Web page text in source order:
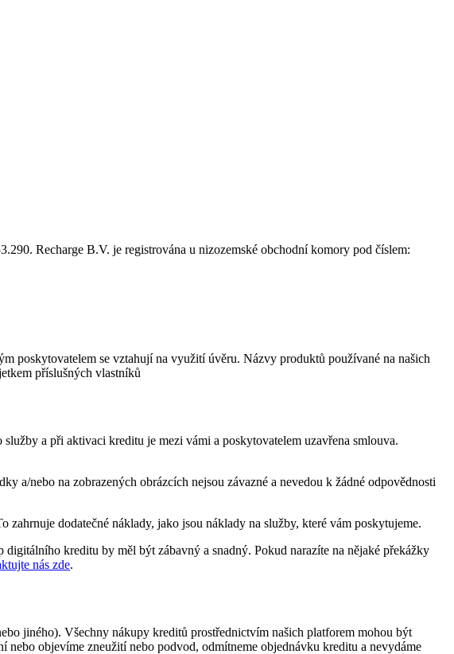
Recharge B.V. je registrována u nizozemské obchodní komory pod číslem:
poskytovatelem se vztahují na využití úvěru. Názvy produktů používané na našich
příslušných vlastníků
a při aktivaci kreditu je mezi vámi a poskytovatelem uzavřena smlouva.
a/nebo na zobrazených obrázcích nejsou závazné a nevedou k žádné odpovědnosti
dodatečné náklady, jako jsou náklady na služby, které vám poskytujeme.
kreditu by měl být zábavný a snadný. Pokud narazíte na nějaké překážky
nás zde.
jiného). Všechny nákupy kreditů prostřednictvím našich platforem mohou být
objevíme zneužití nebo podvod, odmítneme objednávku kreditu a nevydáme